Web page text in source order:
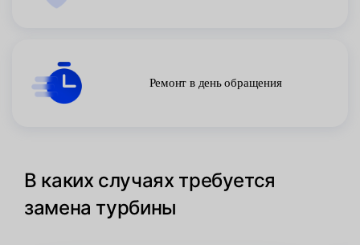
Ремонт в день обращения
В каких случаях требуется
замена турбины